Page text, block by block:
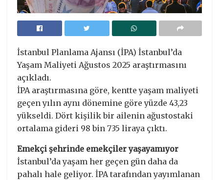
İstanbul Planlama Ajansı (İPA) İstanbul’da
Yaşam Maliyeti Ağustos 2025 araştırmasını
açıkladı.
İPA araştırmasına göre, kentte yaşam maliyeti
geçen yılın aynı dönemine göre yüzde 43,23
yükseldi. Dört kişilik bir ailenin ağustostaki
ortalama gideri 98 bin 735 liraya çıktı.
Emekçi şehrinde emekçiler yaşayamıyor
İstanbul’da yaşam her geçen gün daha da
pahalı hale geliyor. İPA tarafından yayımlanan